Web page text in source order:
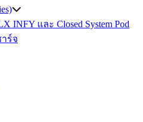
INFY และ Closed System Pod
ร์จ